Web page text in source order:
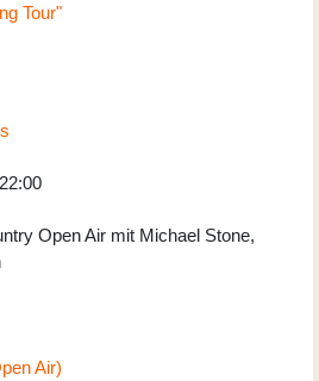
Tour"
22:00
Open Air mit Michael Stone,
Air)